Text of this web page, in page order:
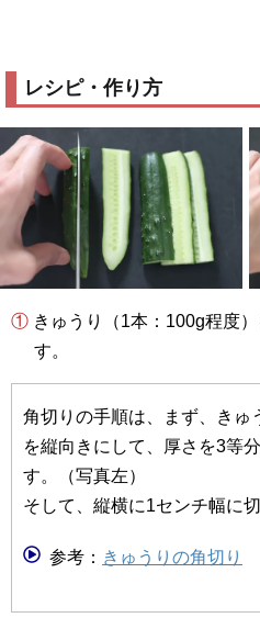
レシピ・作り方
① きゅうり（1本：100g程度）を1センチの角切りにしま
す。
角切りの手順は、まず、きゅ
を縦向きにして、厚さを3等
す。（写真左）
そして、縦横に1センチ幅に
参考： きゅうりの角切り